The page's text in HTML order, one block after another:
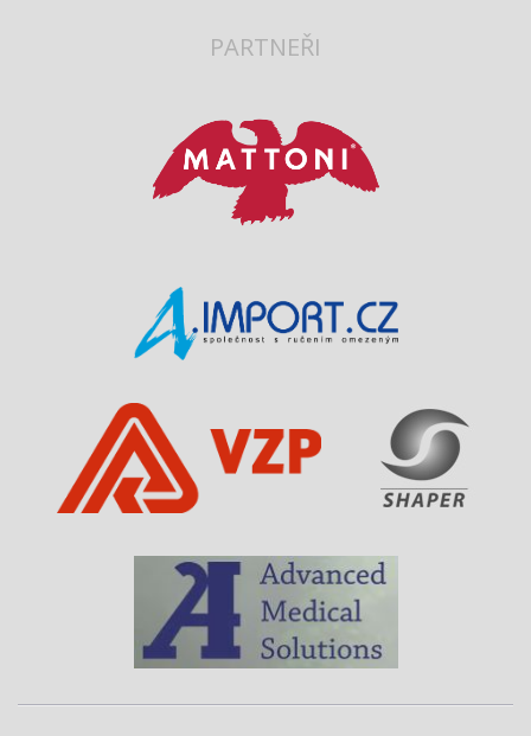
PARTNEŘI